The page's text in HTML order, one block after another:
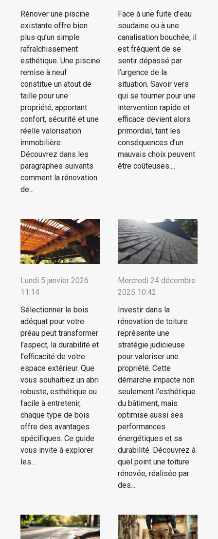
Rénover une piscine
existante offre bien
plus qu’un simple
rafraîchissement
esthétique. Une piscine
remise à neuf
constitue un atout de
taille pour une
propriété, apportant
confort, sécurité et une
réelle valorisation
immobilière.
Découvrez dans les
paragraphes suivants
comment la rénovation
de...
Face à une fuite d’eau
soudaine ou à une
canalisation bouchée, il
est fréquent de se
sentir dépassé par
l’urgence de la
situation. Savoir vers
qui se tourner pour une
intervention rapide et
efficace devient alors
primordial, tant les
conséquences d’un
mauvais choix peuvent
être coûteuses....
Lundi 5 janvier 2026
11:14
Sélectionner le bois
adéquat pour votre
préau peut transformer
l’aspect, la durabilité et
l’efficacité de votre
espace extérieur. Que
vous souhaitiez un abri
robuste, esthétique ou
facile à entretenir,
chaque type de bois
offre des avantages
spécifiques. Ce guide
vous invite à explorer
les...
Mercredi 24 décembre
2025 10:42
Investir dans la
rénovation de toiture
représente une
stratégie judicieuse
pour valoriser une
propriété. Cette
démarche impacte non
seulement l’esthétique
du bâtiment, mais
optimise aussi ses
performances
énergétiques et sa
durabilité. Découvrez à
quel point une toiture
rénovée, réalisée par
des...